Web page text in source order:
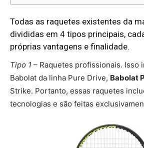
Todas as raquetes existentes da
divididas em 4 tipos principais,
próprias vantagens e finalidade.
Tipo 1 – Raquetes profissionais. Isso
Babolat da linha Pure Drive, Babolat
Strike. Portanto, essas raquetes
tecnologias e são feitas